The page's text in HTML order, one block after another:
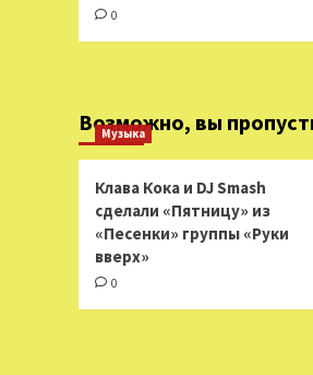
0
Возможно, вы
Музыка
Клава Кока и DJ Smash
сделали «Пятницу» из
«Песенки» группы «Руки
вверх»
0